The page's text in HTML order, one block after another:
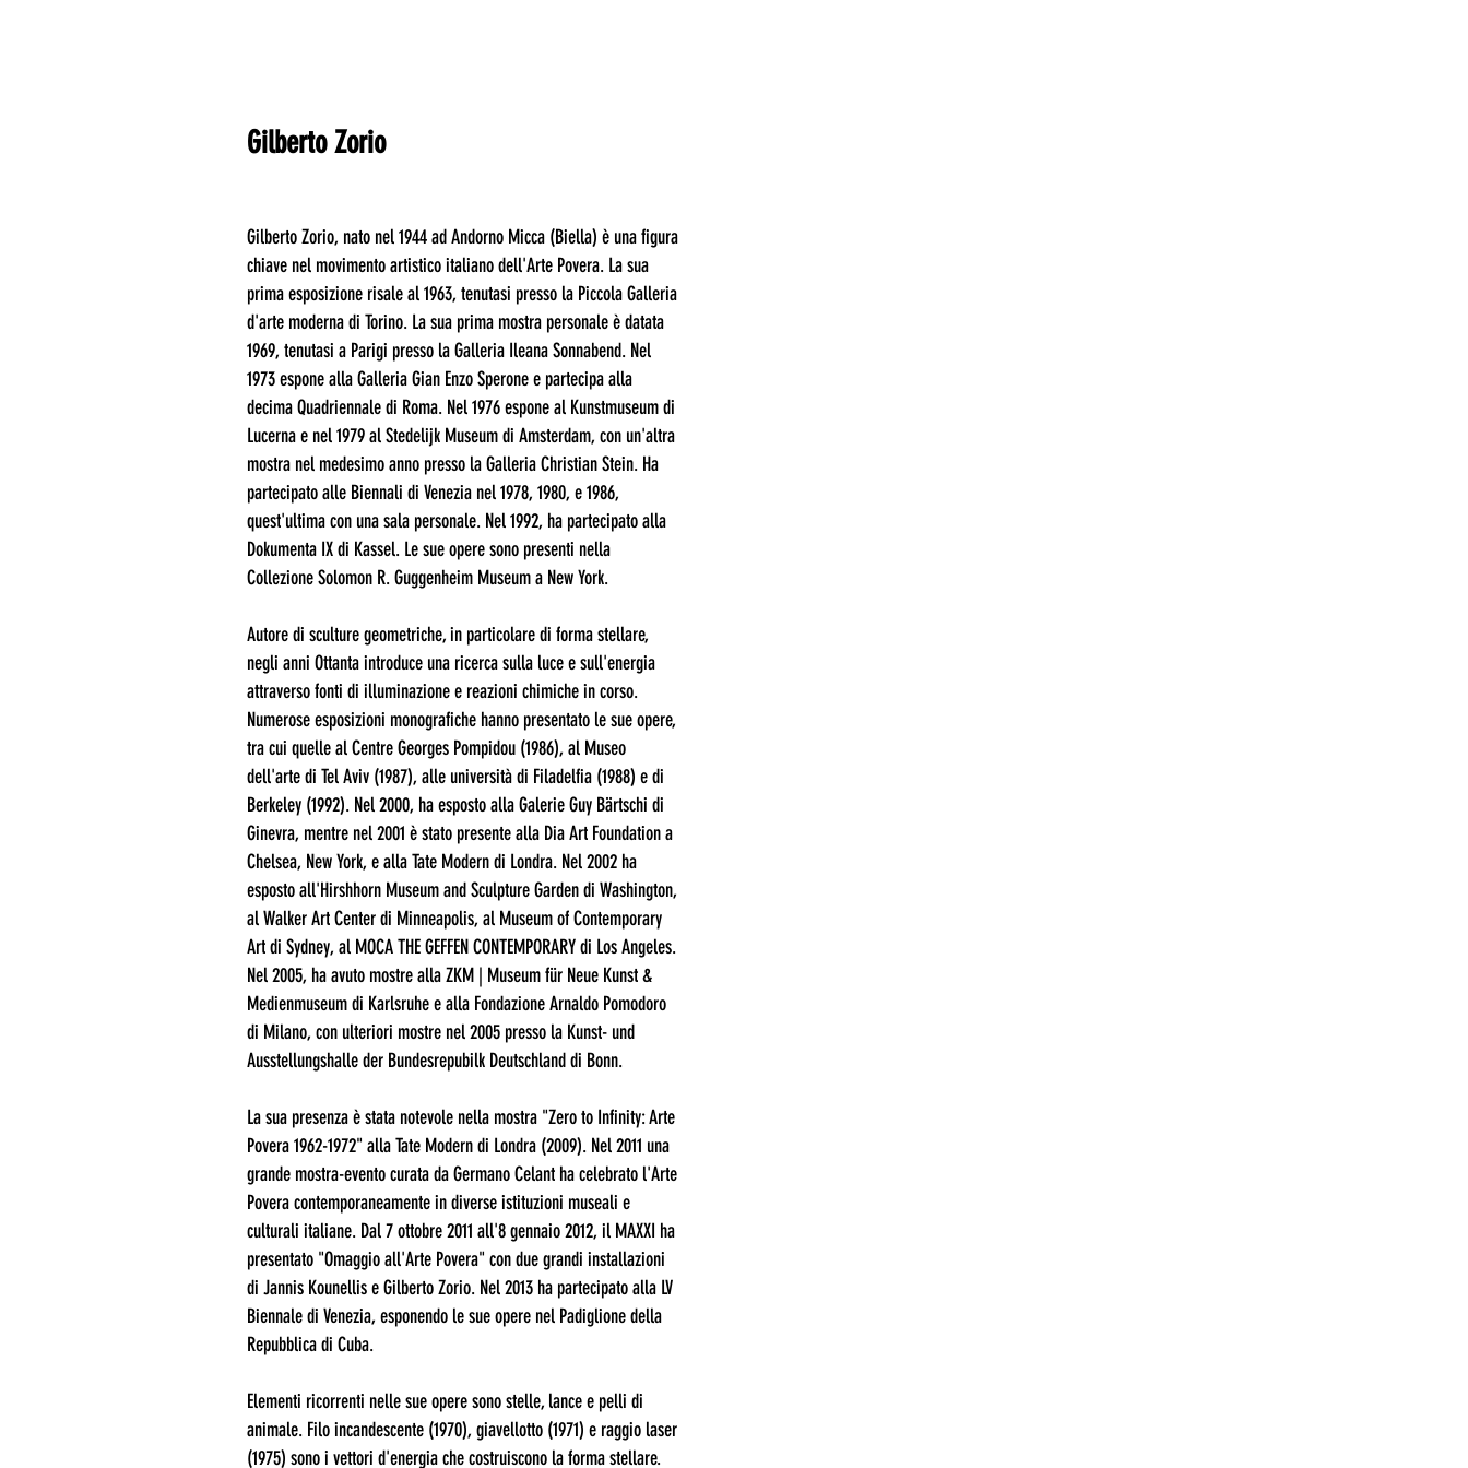
Gilberto Zorio
Gilberto Zorio, nato nel 1944 ad Andorno Micca (Biella) è una figura
chiave nel movimento artistico italiano dell'Arte Povera. La sua
prima esposizione risale al 1963, tenutasi presso la Piccola Galleria
d'arte moderna di Torino. La sua prima mostra personale è datata
1969, tenutasi a Parigi presso la Galleria Ileana Sonnabend. Nel
1973 espone alla Galleria Gian Enzo Sperone e partecipa alla
decima Quadriennale di Roma. Nel 1976 espone al Kunstmuseum di
Lucerna e nel 1979 al Stedelijk Museum di Amsterdam, con un'altra
mostra nel medesimo anno presso la Galleria Christian Stein. Ha
partecipato alle Biennali di Venezia nel 1978, 1980, e 1986,
quest'ultima con una sala personale. Nel 1992, ha partecipato alla
Dokumenta IX di Kassel. Le sue opere sono presenti nella
Collezione Solomon R. Guggenheim Museum a New York.
Autore di sculture geometriche, in particolare di forma stellare,
negli anni Ottanta introduce una ricerca sulla luce e sull'energia
attraverso fonti di illuminazione e reazioni chimiche in corso.
Numerose esposizioni monografiche hanno presentato le sue opere,
tra cui quelle al Centre Georges Pompidou (1986), al Museo
dell'arte di Tel Aviv (1987), alle università di Filadelfia (1988) e di
Berkeley (1992). Nel 2000, ha esposto alla Galerie Guy Bärtschi di
Ginevra, mentre nel 2001 è stato presente alla Dia Art Foundation a
Chelsea, New York, e alla Tate Modern di Londra. Nel 2002 ha
esposto all'Hirshhorn Museum and Sculpture Garden di Washington,
al Walker Art Center di Minneapolis, al Museum of Contemporary
Art di Sydney, al MOCA THE GEFFEN CONTEMPORARY di Los Angeles.
Nel 2005, ha avuto mostre alla ZKM | Museum für Neue Kunst &
Medienmuseum di Karlsruhe e alla Fondazione Arnaldo Pomodoro
di Milano, con ulteriori mostre nel 2005 presso la Kunst- und
Ausstellungshalle der Bundesrepubilk Deutschland di Bonn.
La sua presenza è stata notevole nella mostra "Zero to Infinity: Arte
Povera 1962-1972" alla Tate Modern di Londra (2009). Nel 2011 una
grande mostra-evento curata da Germano Celant ha celebrato l'Arte
Povera contemporaneamente in diverse istituzioni museali e
culturali italiane. Dal 7 ottobre 2011 all'8 gennaio 2012, il MAXXI ha
presentato "Omaggio all'Arte Povera" con due grandi installazioni
di Jannis Kounellis e Gilberto Zorio. Nel 2013 ha partecipato alla LV
Biennale di Venezia, esponendo le sue opere nel Padiglione della
Repubblica di Cuba.
Elementi ricorrenti nelle sue opere sono stelle, lance e pelli di
animale. Filo incandescente (1970), giavellotto (1971) e raggio laser
(1975) sono i vettori d'energia che costruiscono la forma stellare.